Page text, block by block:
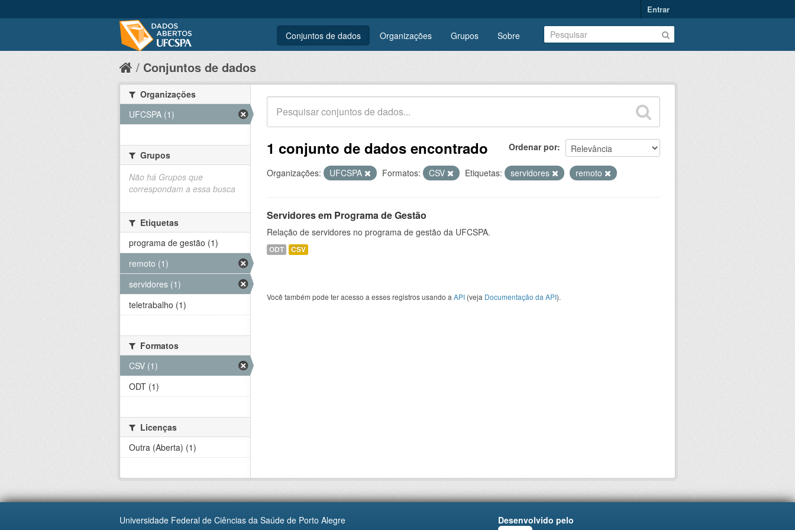
Entrar
Conjuntos de dados Organizações Grupos Sobre
Conjuntos de dados
Ordenar por
1 conjunto de dados encontrado
Organizações: UFCSPA Formatos: CSV Etiquetas: servidores remoto
Servidores em Programa de Gestão
Relação de servidores no programa de gestão da UFCSPA.
ODT CSV
Você também pode ter acesso a esses registros usando a API (veja Documentação da API).
Organizações
UFCSPA (1)
Grupos
Não há Grupos que
correspondam a essa busca
Etiquetas
programa de gestão (1)
remoto (1)
servidores (1)
teletrabalho (1)
Formatos
CSV (1)
ODT (1)
Licenças
Outra (Aberta) (1)
Universidade Federal de Ciências da Saúde de Porto Alegre
Desenvolvido pelo